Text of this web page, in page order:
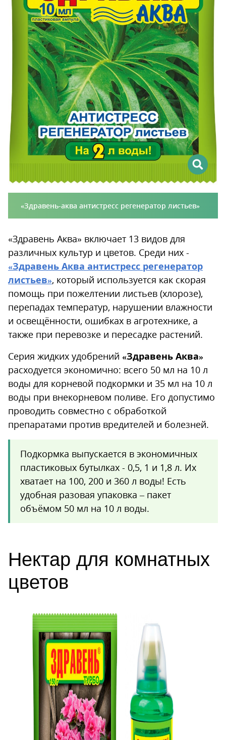
«Здравень-аква антистресс регенератор листьев»
«Здравень Аква» включает 13 видов для
различных культур и цветов. Среди них -
«Здравень Аква антистресс регенератор
листьев», который используется как скорая
помощь при пожелтении листьев (хлорозе),
перепадах температур, нарушении влажности
и освещённости, ошибках в агротехнике, а
также при перевозке и пересадке растений.
Серия жидких удобрений «Здравень Аква»
расходуется экономично: всего 50 мл на 10 л
воды для корневой подкормки и 35 мл на 10 л
воды при внекорневом поливе. Его допустимо
проводить совместно с обработкой
препаратами против вредителей и болезней.
Подкормка выпускается в экономичных
пластиковых бутылках - 0,5, 1 и 1,8 л. Их
хватает на 100, 200 и 360 л воды! Есть
удобная разовая упаковка – пакет
объёмом 50 мл на 10 л воды.
Нектар для комнатных
цветов